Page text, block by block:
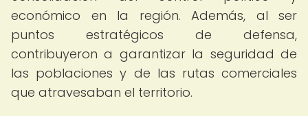
económico en la región. Además, al ser
puntos estratégicos de defensa,
contribuyeron a garantizar la seguridad de
las poblaciones y de las rutas comerciales
que atravesaban el territorio.